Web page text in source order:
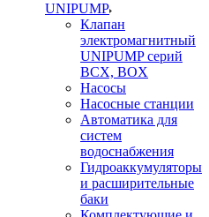
UNIPUMP
Клапан
электромагнитный
UNIPUMP серий
BCX, BOX
Насосы
Насосные станции
Автоматика для
систем
водоснабжения
Гидроаккумуляторы
и расширительные
баки